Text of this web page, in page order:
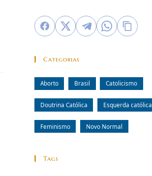
Categorias
Aborto Brasil Catolicismo
Doutrina Católica Esquerda católica
Feminismo Novo Normal
Tags